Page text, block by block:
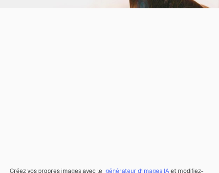
Créez vos propres images avec le générateur d’images IAet modifiez-